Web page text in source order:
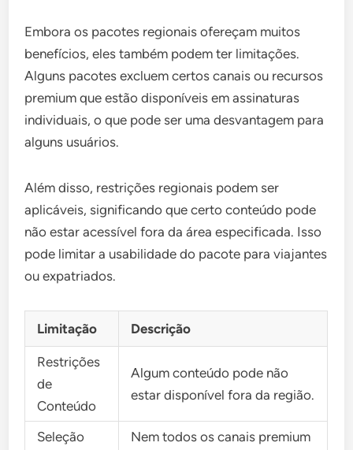
Embora os pacotes regionais ofereçam muitos
benefícios, eles também podem ter limitações.
Alguns pacotes excluem certos canais ou recursos
premium que estão disponíveis em assinaturas
individuais, o que pode ser uma desvantagem para
alguns usuários.
Além disso, restrições regionais podem ser
aplicáveis, significando que certo conteúdo pode
não estar acessível fora da área especificada. Isso
pode limitar a usabilidade do pacote para viajantes
ou expatriados.
Limitação Descrição
Restrições
de
Conteúdo
Algum conteúdo pode não
estar disponível fora da região.
Seleção
Nem todos os canais premium